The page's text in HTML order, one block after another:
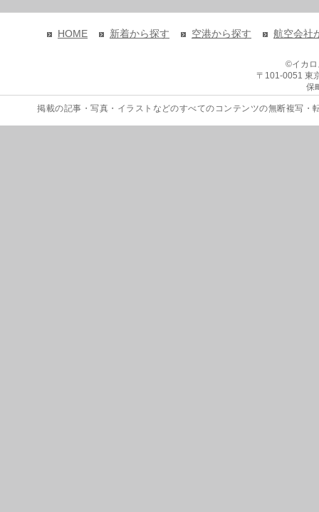
HOME 新着から探す 空港から探す 航空会社
©イカ
〒101-0051 東
保
掲載の記事・写真・イラストなどのすべてのコンテンツの無断複